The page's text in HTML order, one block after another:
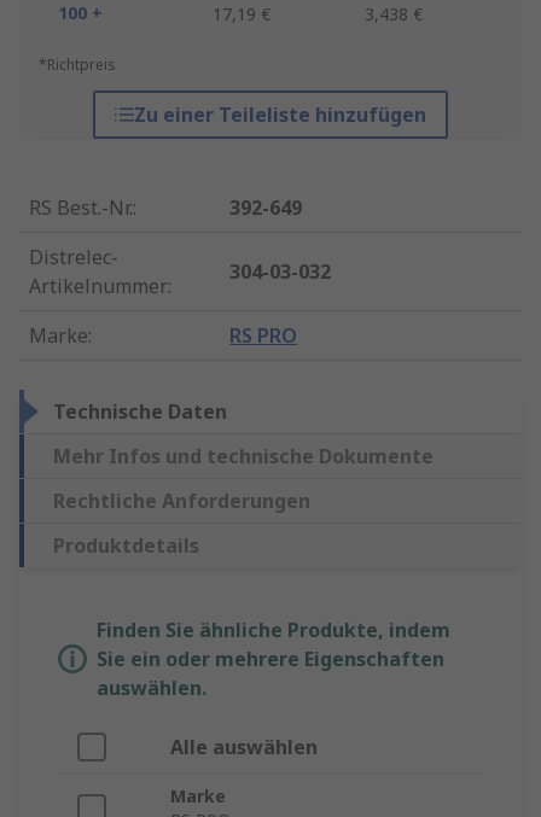
100 +
17,19 € 3,438 €
*Richtpreis
Zu einer Teileliste hinzufügen
RS Best.-Nr.:
392-649
Distrelec-
Artikelnummer:
304-03-032
Marke: RS PRO
Technische Daten
Mehr Infos und technische Dokumente
Rechtliche Anforderungen
Produktdetails
Finden Sie ähnliche Produkte, indem
Sie ein oder mehrere Eigenschaften
auswählen.
Alle auswählen
Marke